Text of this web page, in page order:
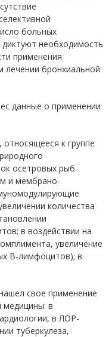
больных
необходимость
применения
бронхиальной
данные о применении
к группе
осетровых рыб.
и мембрано-
количества
в воздействии на
увеличение
B-лимфоцитов); в
свое применение
медицины: в
в ЛОР-
туберкулеза,